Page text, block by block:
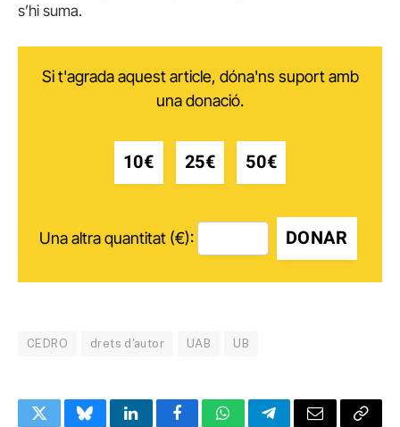
s’hi suma.
Si t'agrada aquest article, dóna'ns suport amb
una donació.
10€ 25€ 50€
Una altra quantitat (€): DONAR
CEDRO drets d'autor UAB UB